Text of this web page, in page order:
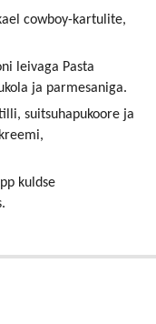
cowboy-kartulite,
leivaga Pasta
ja parmesaniga.
suitsuhapukoore ja
kuldse